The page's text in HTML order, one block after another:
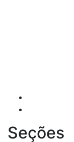
Seções